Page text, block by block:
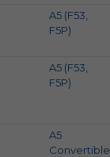
A5 (F53,
F5P)
A5 (F53,
F5P)
A5
Convertible